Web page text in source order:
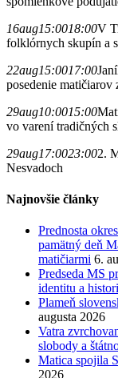
16aug15:0018:00V
folklórnych skupín a
22aug15:0017:00
posedenie matičiarov
29aug10:0015:00
vo varení tradičných
29aug17:0023:002.
Nesvadoch
Najnovšie články
Prednosta
pamätný deň
matičiarmi 6.
Predseda MS
identitu a
Plameň
augusta 2026
Vatra
slobody a
Matica spojila
2026